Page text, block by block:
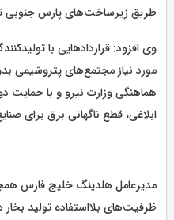
طریق زیرساخت‌های پارس جنوبی
وی افزود: قراردادهایی با
مورد نیاز مجتمع‌های پتروشیمی
هماهنگی وزارت نیرو و با
ابلاغی، قطع ناگهانی برق برای
مدیرعامل هلدینگ خلیج فارس
ظرفیت‌های بلااستفاده تولید